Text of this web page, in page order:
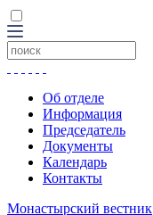
Об отделе
Информация
Председатель
Документы
Календарь
Контакты
Монастырский вестник